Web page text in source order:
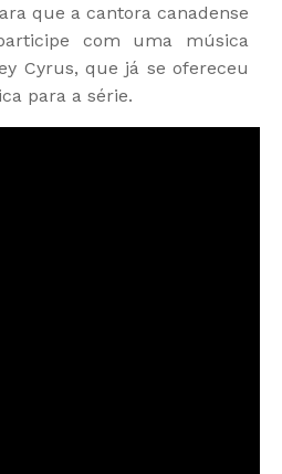
que a cantora canadense
com uma música
Cyrus, que já se ofereceu
para a série.